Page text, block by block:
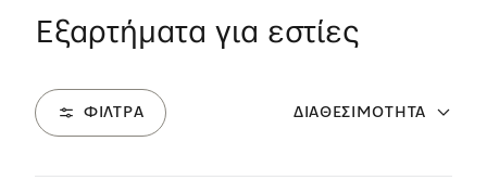
Εξαρτήματα για εστίες
ΦΊΛΤΡΑ ΔΙΑΘΕΣΙΜΌΤΗΤΑ